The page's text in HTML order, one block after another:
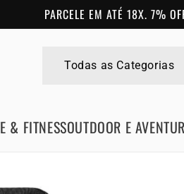
PARCELE EM ATÉ 18X. 7%
& FITNESSOUTDOOR E